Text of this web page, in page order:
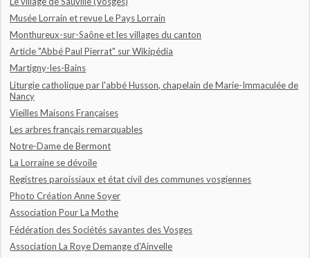
Musée Lorrain et revue Le Pays Lorrain
Monthureux-sur-Saône et les villages du canton
Article "Abbé Paul Pierrat" sur Wikipédia
Martigny-les-Bains
Liturgie catholique par l'abbé Husson, chapelain de Marie-Immaculée de
Nancy
Vieilles Maisons Françaises
Les arbres français remarquables
Notre-Dame de Bermont
La Lorraine se dévoile
Registres paroissiaux et état civil des communes vosgiennes
Photo Création Anne Soyer
Association Pour La Mothe
Fédération des Sociétés savantes des Vosges
Association La Roye Demange d'Ainvelle